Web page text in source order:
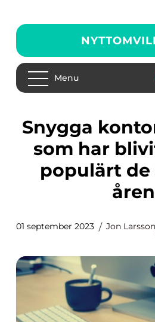
Menu
Snygga kontor är något
som har
populärt de
åren
01 september 2023 Jon Larsson